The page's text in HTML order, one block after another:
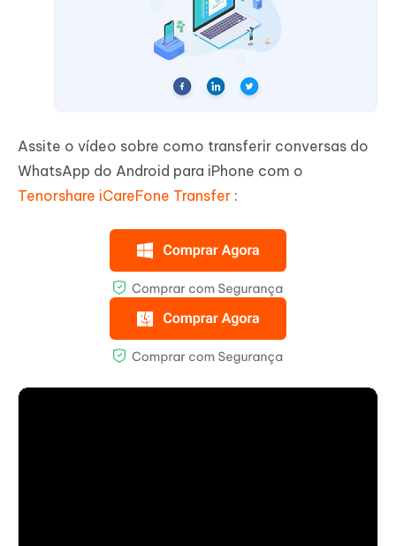
Assite o vídeo sobre como transferir conversas do
WhatsApp do Android para iPhone com o
Tenorshare iCareFone Transfer :